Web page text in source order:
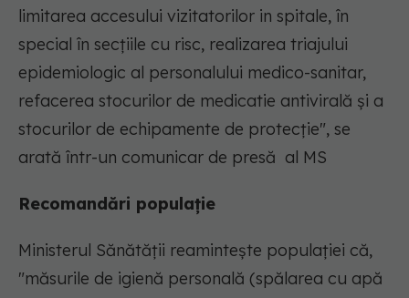
limitarea accesului vizitatorilor in spitale, în
special în secțiile cu risc, realizarea triajului
epidemiologic al personalului medico-sanitar,
refacerea stocurilor de medicatie antivirală și a
stocurilor de echipamente de protecție", se
arată într-un comunicar de presă al MS
Recomandări populație
Ministerul Sănătăţii reaminteşte populaţiei că,
"măsurile de igienă personală (spălarea cu apă